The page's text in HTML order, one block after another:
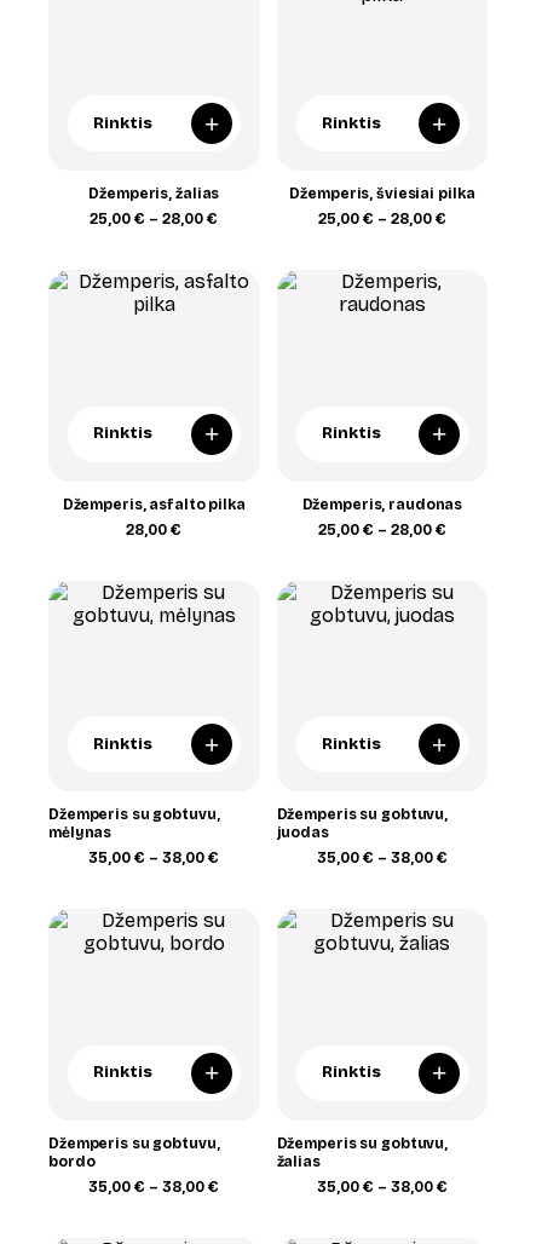
Rinktis +
Džemperis, žalias
25,00€ – 28,00€
through
28,00 €
Rinktis +
Džemperis, šviesiai pilka
25,00 € – 28,00 €Price
Rinktis +
Džemperis, asfalto pilka
28,00€
Rinktis +
Džemperis, raudonas
25,00 € – 28,00 €Price
28,00 €
Rinktis +
Džemperis su gobtuvu,
mėlynas
35,00€ – 38,00€
38,00 €
Rinktis +
Džemperis su gobtuvu,
juodas
35,00 € – 38,00 €Price
38,00 €
Rinktis +
Džemperis su gobtuvu,
bordo
35,00€ – 38,00€
Rinktis +
Džemperis su gobtuvu,
žalias
35,00 € – 38,00 €Price